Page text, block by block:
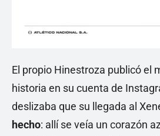
El propio Hinestroza publicó el
historia en su cuenta de
deslizaba que su llegada al
hecho: allí se veía un corazón